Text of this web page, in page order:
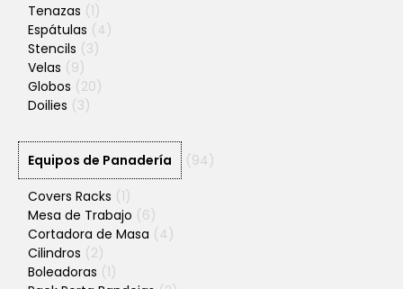
Tenazas (1)
Espátulas (4)
Stencils (3)
Velas (9)
Globos (20)
Doilies (3)
Equipos de Panadería
(94)
Covers Racks (1)
Mesa de Trabajo (6)
Cortadora de Masa (4)
Cilindros (2)
Boleadoras (1)